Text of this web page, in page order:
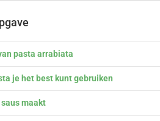
pasta arrabiata
je het best kunt gebruiken
maakt